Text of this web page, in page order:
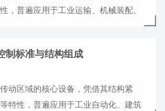
，普遍应用于工业运输、机械装配、
制标准与结构组成
动区域的核心设备，凭借其结构紧
特性，普遍应用于工业自动化、建筑